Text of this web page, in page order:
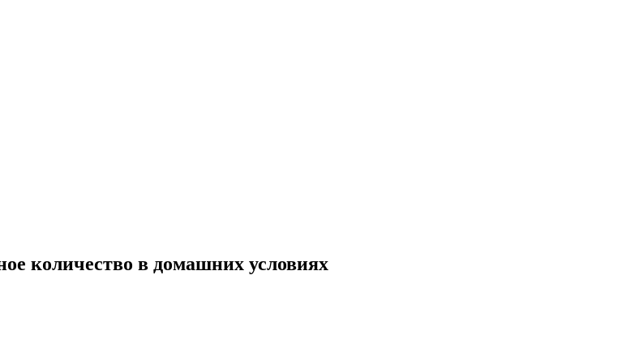
количество в домашних условиях